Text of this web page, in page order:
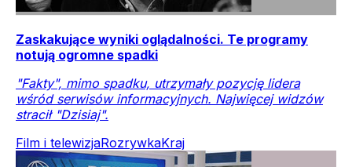
Zaskakujące wyniki oglądalności. Te programy
notują ogromne spadki
"Fakty", mimo spadku, utrzymały pozycję lidera
wśród serwisów informacyjnych. Najwięcej widzów
stracił "Dzisiaj".
Film i telewizjaRozrywkaKraj